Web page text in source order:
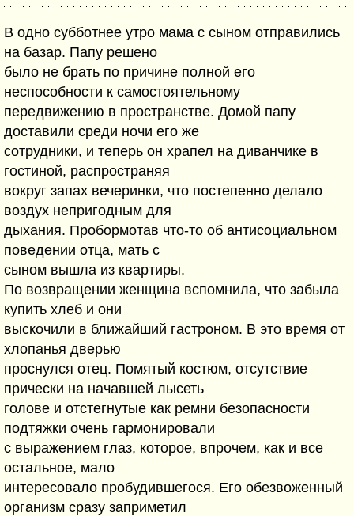
В одно субботнее утро мама с сыном отправились
на базар. Папу решено
было не брать по причине полной его
неспособности к самостоятельному
передвижению в пространстве. Домой папу
доставили среди ночи его же
сотрудники, и теперь он храпел на диванчике в
гостиной, распространяя
вокруг запах вечеринки, что постепенно делало
воздух непригодным для
дыхания. Пробормотав что-то об антисоциальном
поведении отца, мать с
сыном вышла из квартиры.
По возвращении женщина вспомнила, что забыла
купить хлеб и они
выскочили в ближайший гастроном. В это время от
хлопанья дверью
проснулся отец. Помятый костюм, отсутствие
прически на начавшей лысеть
голове и отстегнутые как ремни безопасности
подтяжки очень гармонировали
с выражением глаз, которое, впрочем, как и все
остальное, мало
интересовало пробудившегося. Его обезвоженный
организм сразу заприметил